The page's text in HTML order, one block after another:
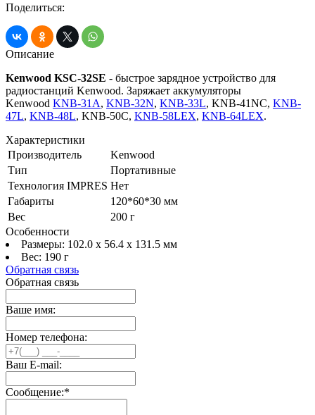
Поделиться:
Описание
Kenwood KSC-32SE - быстрое зарядное устройство для
радиостанций Kenwood. Заряжает аккумуляторы
Kenwood KNB-31A, KNB-32N, KNB-33L, KNB-41NC, KNB-
47L, KNB-48L, KNB-50C, KNB-58LEX, KNB-64LEX.
Характеристики
Производитель
Kenwood
Тип
Портативные
Технология IMPRES Нет
Габариты
120*60*30 мм
Вес
200 г
Особенности
Размеры: 102.0 x 56.4 x 131.5 мм
Вес: 190 г
Обратная связь
Обратная связь
Ваше имя:
Номер телефона:
Ваш E-mail:
Сообщение:*